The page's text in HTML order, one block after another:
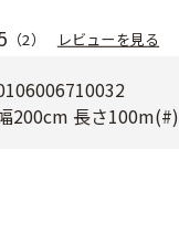
（2） レビューを見る
200cm 長さ100m(#)